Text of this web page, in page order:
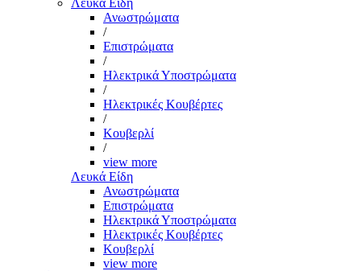
Λευκά Είδη
Ανωστρώματα
/
Επιστρώματα
/
Ηλεκτρικά Υποστρώματα
/
Ηλεκτρικές Κουβέρτες
/
Κουβερλί
/
view more
Λευκά Είδη
Ανωστρώματα
Επιστρώματα
Ηλεκτρικά Υποστρώματα
Ηλεκτρικές Κουβέρτες
Κουβερλί
view more